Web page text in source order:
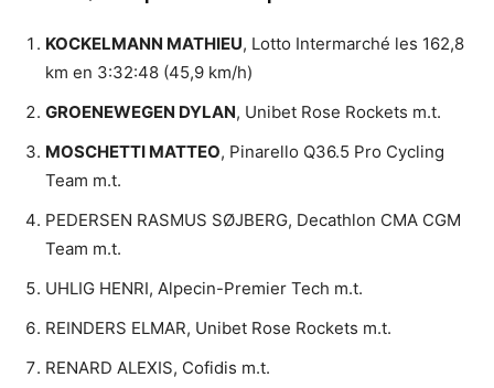
KOCKELMANN MATHIEU, Lotto Intermarché les 162,8
km en 3:32:48 (45,9 km/h)
GROENEWEGEN DYLAN, Unibet Rose Rockets m.t.
MOSCHETTI MATTEO, Pinarello Q36.5 Pro Cycling
Team m.t.
PEDERSEN RASMUS SØJBERG, Decathlon CMA CGM
Team m.t.
UHLIG HENRI, Alpecin-Premier Tech m.t.
REINDERS ELMAR, Unibet Rose Rockets m.t.
RENARD ALEXIS, Cofidis m.t.